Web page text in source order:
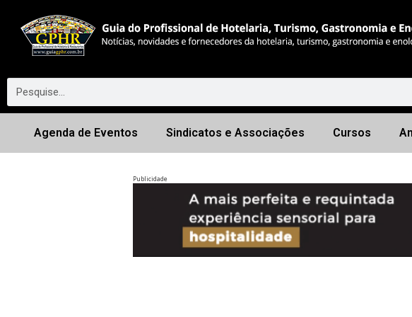
Agenda de Eventos Sindicatos e Associações Cursos
Publicidade